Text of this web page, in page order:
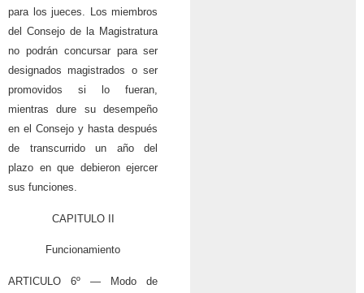
para los jueces. Los miembros
del Consejo de la Magistratura
no podrán concursar para ser
designados magistrados o ser
promovidos si lo fueran,
mientras dure su desempeño
en el Consejo y hasta después
de transcurrido un año del
plazo en que debieron ejercer
sus funciones.
CAPITULO II
Funcionamiento
ARTICULO 6º — Modo de